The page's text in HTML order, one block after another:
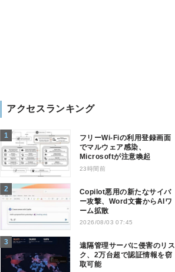
アクセスランキング
フリーWi-Fiの利用登録画面
でマルウェア感染、
Microsoftが注意喚起
23時間前
Copilot悪用の新たなサイバ
ー攻撃、Word文書からAIワ
ーム拡散
2026/08/03 07:45
遠隔管理サーバに侵害のリス
ク、2万台超で認証情報を窃
取可能